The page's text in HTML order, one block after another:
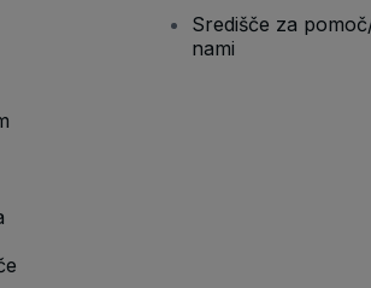
Središče za
nami